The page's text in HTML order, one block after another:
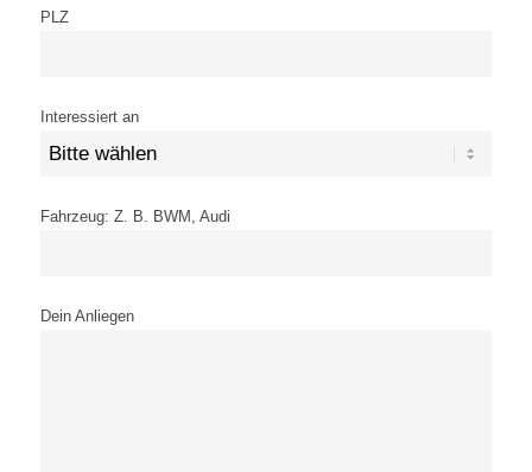
PLZ
Interessiert an
Fahrzeug: Z. B. BWM, Audi
Dein Anliegen